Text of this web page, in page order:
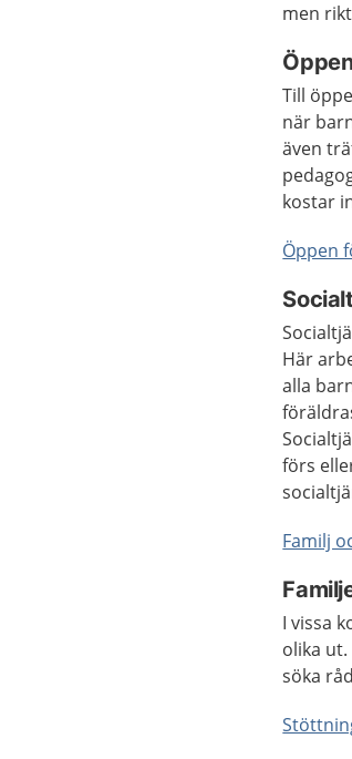
men
Till
när
även
kostar
Öppen
Här
alla
förs
Familj
I vissa
olika
söka